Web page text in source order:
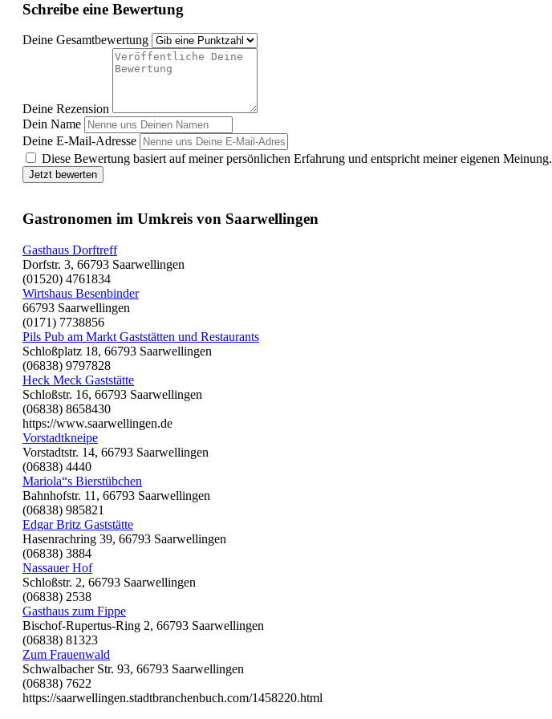
Schreibe eine Bewertung
Deine Gesamtbewertung
Deine Rezension
Dein Name
Deine E-Mail-Adresse
Diese Bewertung basiert auf meiner persönlichen Erfahrung und entspricht meiner eigenen Meinung.
Jetzt bewerten
Gastronomen im Umkreis von Saarwellingen
Gasthaus Dorftreff
Dorfstr. 3, 66793 Saarwellingen
(01520) 4761834
Wirtshaus Besenbinder
66793 Saarwellingen
(0171) 7738856
Pils Pub am Markt Gaststätten und Restaurants
Schloßplatz 18, 66793 Saarwellingen
(06838) 9797828
Heck Meck Gaststätte
Schloßstr. 16, 66793 Saarwellingen
(06838) 8658430
https://www.saarwellingen.de
Vorstadtkneipe
Vorstadtstr. 14, 66793 Saarwellingen
(06838) 4440
Mariola“s Bierstübchen
Bahnhofstr. 11, 66793 Saarwellingen
(06838) 985821
Edgar Britz Gaststätte
Hasenrachring 39, 66793 Saarwellingen
(06838) 3884
Nassauer Hof
Schloßstr. 2, 66793 Saarwellingen
(06838) 2538
Gasthaus zum Fippe
Bischof-Rupertus-Ring 2, 66793 Saarwellingen
(06838) 81323
Zum Frauenwald
Schwalbacher Str. 93, 66793 Saarwellingen
(06838) 7622
https://saarwellingen.stadtbranchenbuch.com/1458220.html